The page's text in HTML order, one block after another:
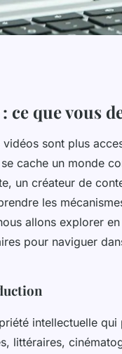
que
ce que vous
sont plus
cache un monde
un créateur de
les
allons explorer
pour naviguer
intellectuelle
littéraires,